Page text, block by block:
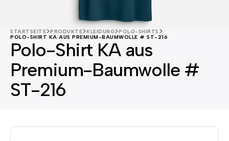
STARTSEITE PRODUKTE KLEIDUNG
POLO-SHIRTS
POLO-SHIRT KA AUS PREMIUM-BAUMWOLLE # ST-216
Polo-Shirt KA aus
Premium-Baumwolle #
ST-216